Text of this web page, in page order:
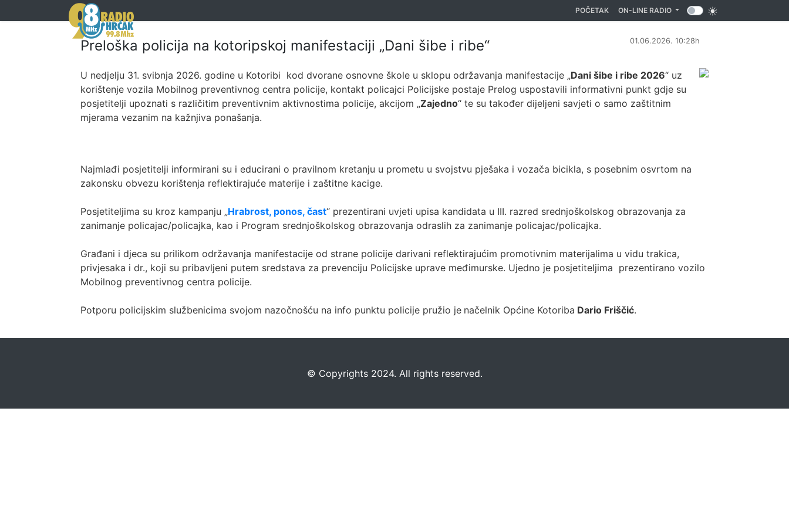
POČETAK(CURRENT)
ON-LINE RADIO
Preloška policija na kotoripskoj manifestaciji „Dani šibe i ribe“ 01.06.2026. 10:28h
U nedjelju 31. svibnja 2026. godine u Kotoribi kod dvorane osnovne škole u sklopu održavanja manifestacije „Dani šibe i ribe 2026“ uz
korištenje vozila Mobilnog preventivnog centra policije, kontakt policajci Policijske postaje Prelog uspostavili informativni punkt gdje su
posjetitelji upoznati s različitim preventivnim aktivnostima policije, akcijom „Zajedno“ te su također dijeljeni savjeti o samo zaštitnim
mjerama vezanim na kažnjiva ponašanja.
Najmlađi posjetitelji informirani su i educirani o pravilnom kretanju u prometu u svojstvu pješaka i vozača bicikla, s posebnim osvrtom na
zakonsku obvezu korištenja reflektirajuće materije i zaštitne kacige.
Posjetiteljima su kroz kampanju „Hrabrost, ponos, čast“ prezentirani uvjeti upisa kandidata u III. razred srednjoškolskog obrazovanja za
zanimanje policajac/policajka, kao i Program srednjoškolskog obrazovanja odraslih za zanimanje policajac/policajka.
Građani i djeca su prilikom održavanja manifestacije od strane policije darivani reflektirajućim promotivnim materijalima u vidu trakica,
privjesaka i dr., koji su pribavljeni putem sredstava za prevenciju Policijske uprave međimurske. Ujedno je posjetiteljima prezentirano vozilo
Mobilnog preventivnog centra policije.
Potporu policijskim službenicima svojom nazočnošću na info punktu policije pružio je načelnik Općine Kotoriba Dario Friščić.
©️ Copyrights 2024. All rights reserved.